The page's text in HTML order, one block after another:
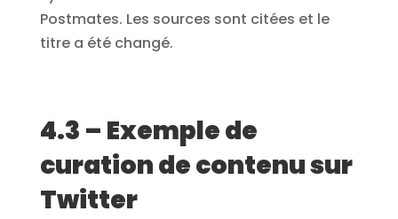
Postmates. Les sources sont citées et le
titre a été changé.
4.3 – Exemple de
curation de contenu sur
Twitter